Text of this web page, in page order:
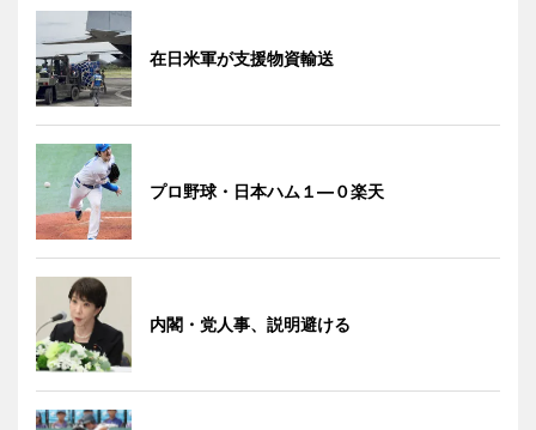
在日米軍が支援物資輸送
プロ野球・日本ハム１―０楽天
内閣・党人事、説明避ける